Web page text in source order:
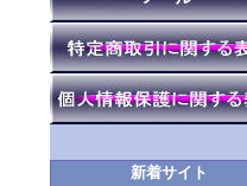
新着サイト